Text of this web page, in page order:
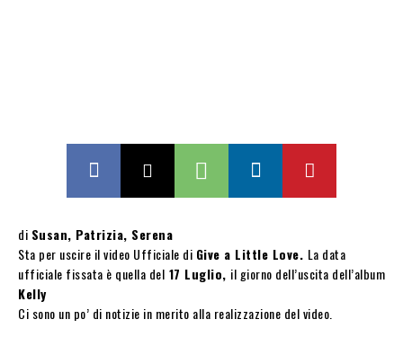
di Susan, Patrizia, Serena
Sta per uscire il video Ufficiale di Give a Little Love. La data
ufficiale fissata è quella del 17 Luglio, il giorno dell’uscita dell’album
Kelly
Ci sono un po’ di notizie in merito alla realizzazione del video.